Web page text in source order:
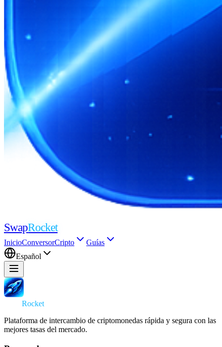
SwapRocket
InicioConversorCripto
Guías
Español
Rocket
Plataforma de intercambio de criptomonedas rápida y segura con las
mejores tasas del mercado.